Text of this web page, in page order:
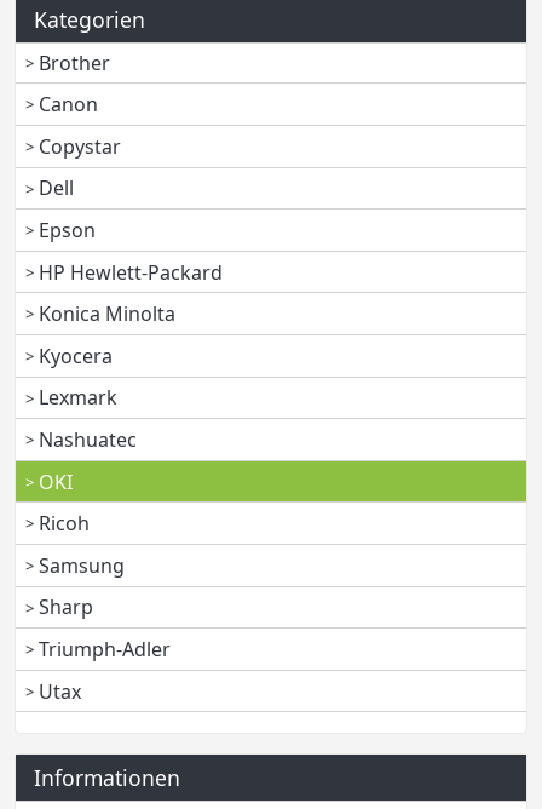
Kategorien
Brother
Canon
Copystar
Dell
Epson
HP Hewlett-Packard
Konica Minolta
Kyocera
Lexmark
Nashuatec
OKI
Ricoh
Samsung
Sharp
Triumph-Adler
Utax
Informationen